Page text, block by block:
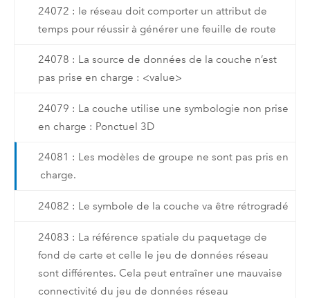
24072 : le réseau doit comporter un attribut de
temps pour réussir à générer une feuille de route
24078 : La source de données de la couche n’est
pas prise en charge : <value>
24079 : La couche utilise une symbologie non prise
en charge : Ponctuel 3D
24081 : Les modèles de groupe ne sont pas pris en
charge.
24082 : Le symbole de la couche va être rétrogradé
24083 : La référence spatiale du paquetage de
fond de carte et celle le jeu de données réseau
sont différentes. Cela peut entraîner une mauvaise
connectivité du jeu de données réseau